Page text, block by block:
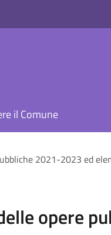
il Comune
2021-2023 ed
opere